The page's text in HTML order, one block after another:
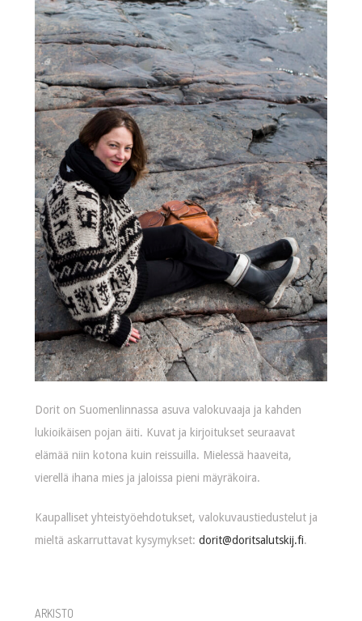
Dorit on Suomenlinnassa asuva valokuvaaja ja kahden
lukioikäisen pojan äiti. Kuvat ja kirjoitukset seuraavat
elämää niin kotona kuin reissuilla. Mielessä haaveita,
vierellä ihana mies ja jaloissa pieni mäyräkoira.
Kaupalliset yhteistyöehdotukset, valokuvaustiedustelut ja
mieltä askarruttavat kysymykset:dorit@doritsalutskij.fi.
ARKISTO